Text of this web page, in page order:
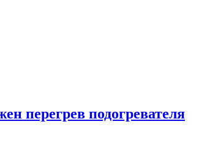
перегрев подогревателя